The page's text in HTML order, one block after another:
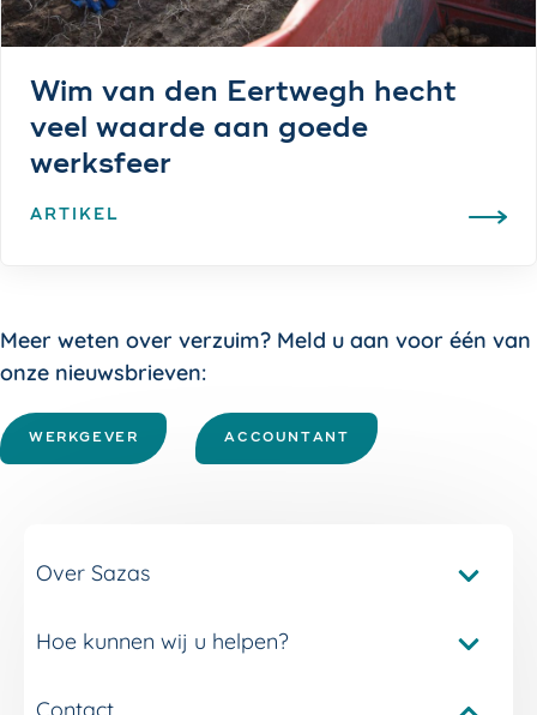
Wim van den Eertwegh hecht
veel waarde aan goede
werksfeer
ARTIKEL
Meer weten over verzuim? Meld u aan voor één van
onze nieuwsbrieven:
WERKGEVER ACCOUNTANT
Over Sazas
Pakketvergelijker Sazas
Hoe kunnen wij u helpen?